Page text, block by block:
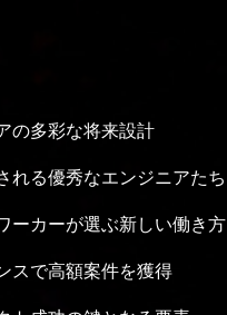
の多彩な将来設計
れる優秀なエンジニアたち
ーカーが選ぶ新しい働き方
スで高額案件を獲得